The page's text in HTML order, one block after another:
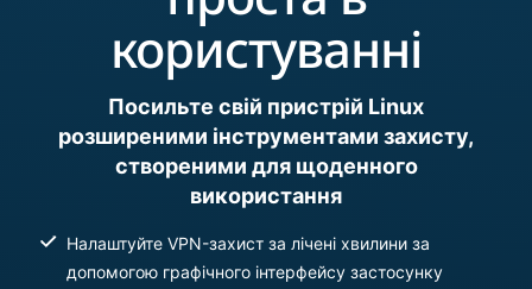
користуванні
Посильте свій пристрій Linux
розширеними інструментами захисту,
створеними для щоденного
використання
Налаштуйте VPN-захист за лічені хвилини за
допомогою графічного інтерфейсу застосунку